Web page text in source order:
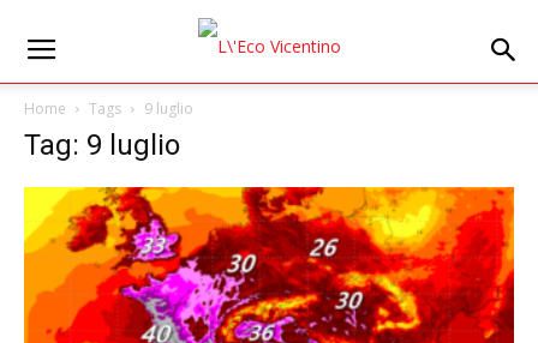
Home Tags 9 luglio
Tag: 9 luglio